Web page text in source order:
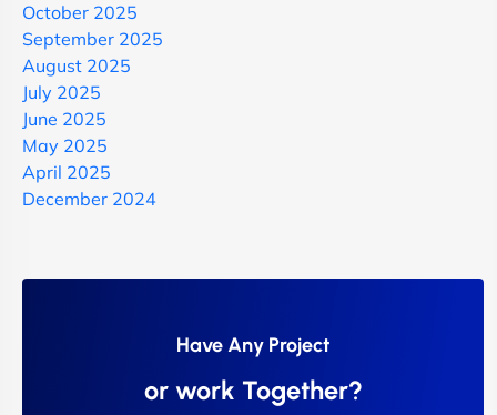
October 2025
September 2025
August 2025
July 2025
June 2025
May 2025
April 2025
December 2024
Have Any Project
or work Together?